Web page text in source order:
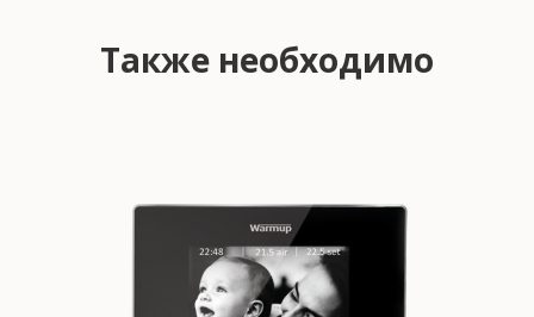
Также необходимо